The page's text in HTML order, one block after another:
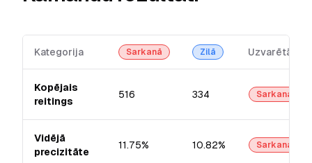
Kategorija Sarkanā Zilā Uzvarētājs
Kopējais
reitings
516 334 Sarkanā
Vidējā
precizitāte
11.75% 10.82% Sarkanā